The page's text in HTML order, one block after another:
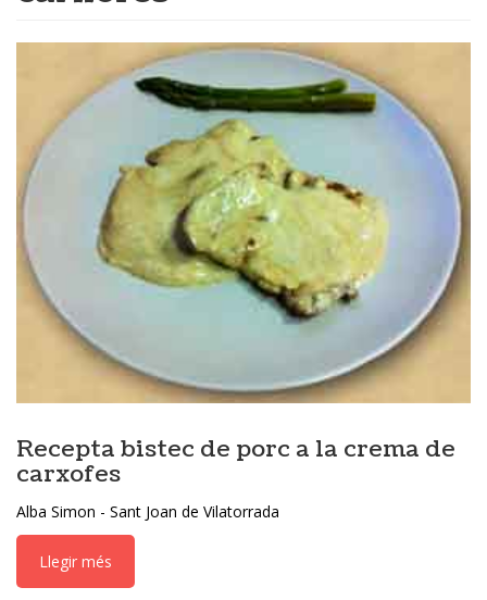
Recepta bistec de porc a la crema de
carxofes
Alba Simon - Sant Joan de Vilatorrada
Llegir més